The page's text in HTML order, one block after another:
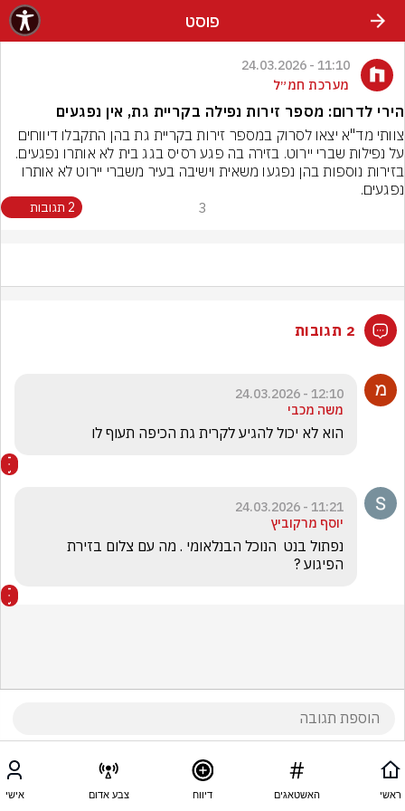
פוסט
11:10 - 24.03.2026
מערכת חמ״ל
הירי לדרום: מספר זירות נפילה בקריית גת, אין נפגעים
נפגעים.
3 2 תגובות
2 תגובות
12:10 - 24.03.2026
משה מכבי
הוא לא יכול להגיע לקרית גת הכיפה תעוף לו
11:21 - 24.03.2026
יוסף מרקוביץ
הפיגוע ?
ראשי האשטאגים דיווח צבע אדום אישי